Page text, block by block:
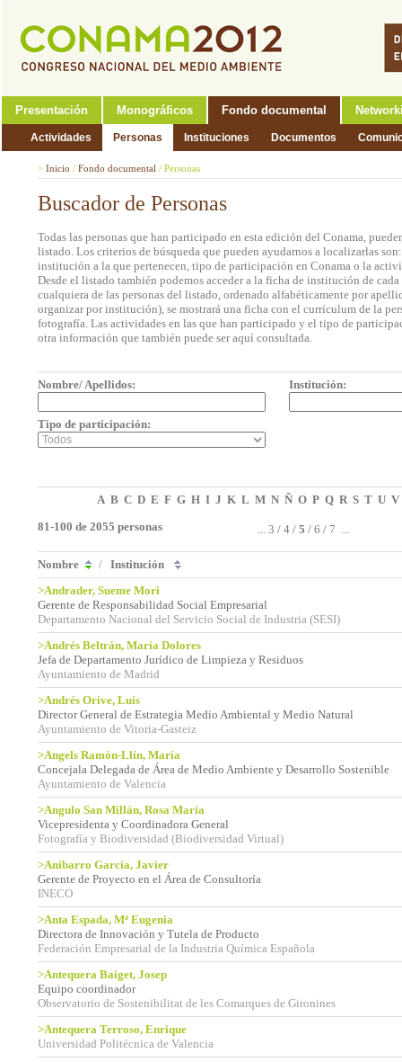
Presentación Monográficos Fondo documental
Actividades Personas Instituciones Documentos
> Inicio / Fondo documental / Personas
Buscador de Personas
Todas las personas que han participado en esta edición del Conama,
listado. Los criterios de búsqueda que pueden ayudarnos a localizarlas
institución a la que pertenecen, tipo de participación en Conama o la
Desde el listado también podemos acceder a la ficha de institución de
cualquiera de las personas del listado, ordenado alfabéticamente por
organizar por institución), se mostrará una ficha con el currículum de la
fotografía. Las actividades en las que han participado y el tipo de
otra información que también puede ser aquí consultada.
Nombre/ Apellidos: Institución:
Tipo de participación:
A B C D E F G H I J K L M N Ñ O P Q R S T U V
81-100 de 2055 personas
... 3 / 4 / 5 / 6 / 7 ...
Nombre / Institución
>Andrader, Sueme Mori
Gerente de Responsabilidad Social Empresarial
Departamento Nacional del Servicio Social de Industria (SESI)
>Andrés Beltrán, María Dolores
Jefa de Departamento Jurídico de Limpieza y Residuos
Ayuntamiento de Madrid
>Andrés Orive, Luis
Director General de Estrategia Medio Ambiental y Medio Natural
Ayuntamiento de Vitoria-Gasteiz
>Angels Ramón-Llín, María
Concejala Delegada de Área de Medio Ambiente y Desarrollo Sostenible
Ayuntamiento de Valencia
>Angulo San Millán, Rosa María
Vicepresidenta y Coordinadora General
Fotografía y Biodiversidad (Biodiversidad Virtual)
>Anibarro García, Javier
Gerente de Proyecto en el Área de Consultoría
INECO
>Anta Espada, Mª Eugenia
Directora de Innovación y Tutela de Producto
Federación Empresarial de la Industria Química Española
>Antequera Baiget, Josep
Equipo coordinador
Observatorio de Sostenibilitat de les Comarques de Gironines
>Antequera Terroso, Enrique
Universidad Politécnica de Valencia